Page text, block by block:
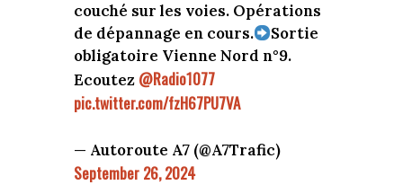
couché sur les voies. Opérations
de dépannage en cours.
Sortie
obligatoire Vienne Nord n°9.
Ecoutez @Radio1077
pic.twitter.com/fzH67PU7VA
— Autoroute A7 (@A7Trafic)
September 26, 2024